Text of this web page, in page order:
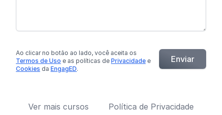
Ao clicar no botão ao lado, você aceita os
Termos de Uso e as políticas de Privacidade e
Cookies da EngagED.
Enviar
Ver mais cursos Política de Privacidade